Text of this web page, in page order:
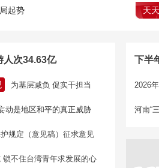
起势 天
人次34.63亿
为基层减负 促实干担当
动是地区和平的真正威胁
规定（意见稿）征求意见
锁不住台湾青年求发展的心
下半
2026
河南“